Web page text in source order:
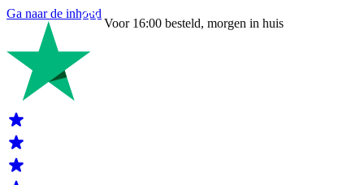
Ga naar de inhoud
Voor 16:00 besteld, morgen in huis